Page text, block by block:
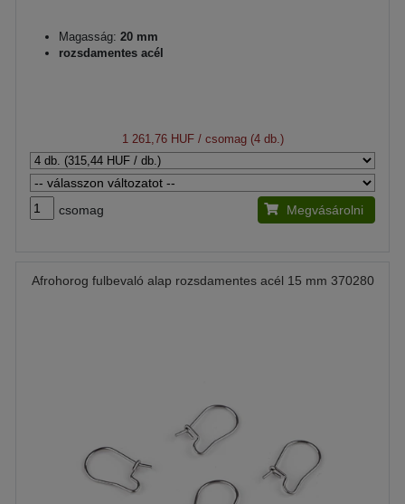
Magasság: 20 mm
rozsdamentes acél
1 261,76 HUF/ csomag (4 db.)
csomag Megvásárolni
Afrohorog fulbevaló alap rozsdamentes acél 15 mm 370280